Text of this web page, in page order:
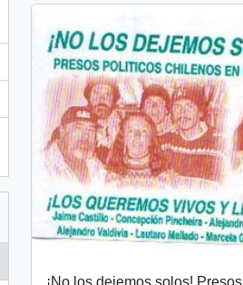
¡No los dejemos solos! Presos